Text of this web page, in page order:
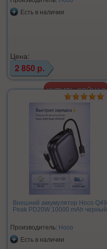
Есть в наличии
Цена:
2 850 р.
Внешний аккумулятор Hoco Q49
Peak PD20W 10000 mAh черный
Производитель: Hoco
Есть в наличии